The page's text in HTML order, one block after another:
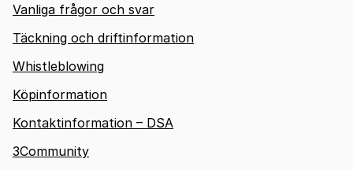
Vanliga frågor och svar
Täckning och driftinformation
Whistleblowing
Köpinformation
Kontaktinformation – DSA
3Community